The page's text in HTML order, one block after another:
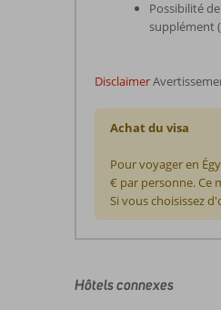
Possibilité
supplément
Disclaimer
Achat du visa
Pour voyager en
€ par personne. Ce
Si vous choisissez
écrits
Hôtels connexes